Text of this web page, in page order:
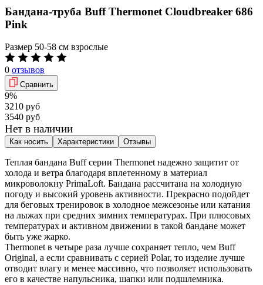
Бандана-труба Buff Thermonet Cloudbreaker 686
Pink
Размер 50-58 см взрослые
0 отзывов
Сравнить
9%
3210 руб
3540 руб
Нет в наличии
Как носить Характеристики Отзывы
Теплая бандана Buff серии Thermonet надежно защитит от
холода и ветра благодаря вплетенному в материал
микроволокну PrimaLoft. Бандана рассчитана на холодную
погоду и высокий уровень активности. Прекрасно подойдет
для беговых тренировок в холодное межсезонье или катания
на лыжах при средних зимних температурах. При плюсовых
температурах и активном движении в такой бандане может
быть уже жарко.
Thermonet в четыре раза лучше сохраняет тепло, чем Buff
Original, а если сравнивать с серией Polar, то изделие лучше
отводит влагу и менее массивно, что позволяет использовать
его в качестве напульсника, шапки или подшлемника.